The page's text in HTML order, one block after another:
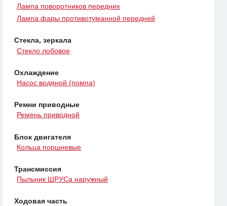
Лампа поворотников передних
Лампа фары противотуманной передней
Стекла, зеркала
Стекло лобовое
Охлаждение
Насос водяной (помпа)
Ремни приводные
Ремень приводной
Блок двигателя
Кольца поршневые
Трансмиссия
Пыльник ШРУСа наружный
Ходовая часть